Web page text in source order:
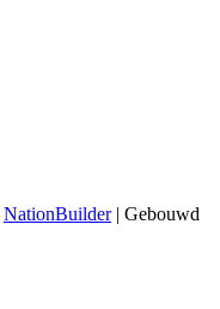
NationBuilder| Gebouwd